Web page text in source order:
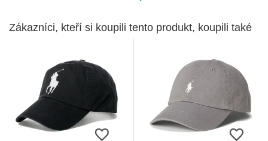
Zákazníci, kteří si koupili tento produkt, koupili také